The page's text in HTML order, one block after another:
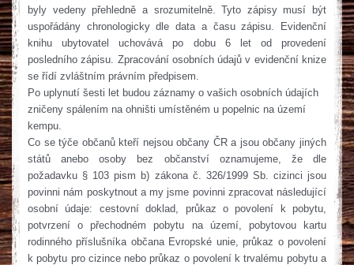
byly vedeny přehledně a srozumitelně. Tyto zápisy musí být
uspořádány chronologicky dle data a času zápisu. Evidenční
knihu ubytovatel uchovává po dobu 6 let od provedení
posledního zápisu. Zpracování osobních údajů v evidenční knize
se řídí zvláštním právním předpisem.
Po uplynutí šesti let budou záznamy o vašich osobních údajích
zničeny spálením na ohništi umístěném u popelnic na území
kempu.
Co se týče občanů kteří nejsou občany ČR a jsou občany jiných
států anebo osoby bez občanství oznamujeme, že dle
požadavku § 103 pism b) zákona č. 326/1999 Sb. cizinci jsou
povinni nám poskytnout a my jsme povinni zpracovat následující
osobní údaje: cestovní doklad, průkaz o povolení k pobytu,
potvrzení o přechodném pobytu na území, pobytovou kartu
rodinného příslušníka občana Evropské unie, průkaz o povolení
k pobytu pro cizince nebo průkaz o povolení k trvalému pobytu a